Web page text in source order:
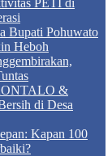
PETI di
Bupati Pohuwato
Heboh
&
di Desa
Kapan 100